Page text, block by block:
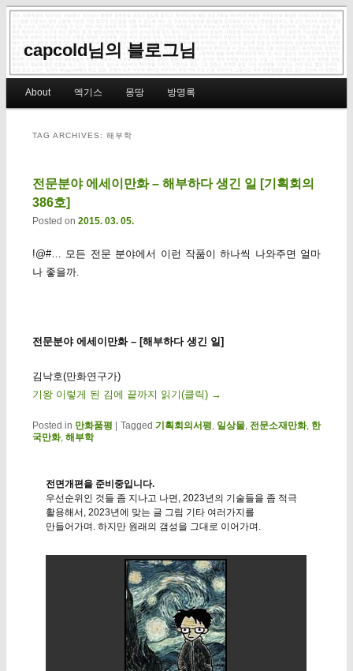
capcold님의 블로그님
Skip to primary content
Skip to secondary content
About 엑기스 몽땅 방명록
TAG ARCHIVES: 해부학
전문분야 에세이만화 – 해부하다 생긴 일 [기획회의
386호]
Posted on 2015. 03. 05.
!@#… 모든 전문 분야에서 이런 작품이 하나씩 나와주면 얼마
나 좋을까.
전문분야 에세이만화 – [해부하다 생긴 일]
김낙호(만화연구가)
기왕 이렇게 된 김에 끝까지 읽기(클릭) →
Posted in 만화품평 Tagged 기획회의서평, 일상물, 전문소재만화, 한
국만화, 해부학
전면개편을 준비중입니다.
우선순위인 것들 좀 지나고 나면, 2023년의 기술들을 좀 적극
활용해서, 2023년에 맞는 글 그림 기타 여러가지를
만들어가며. 하지만 원래의 갬성을 그대로 이어가며.